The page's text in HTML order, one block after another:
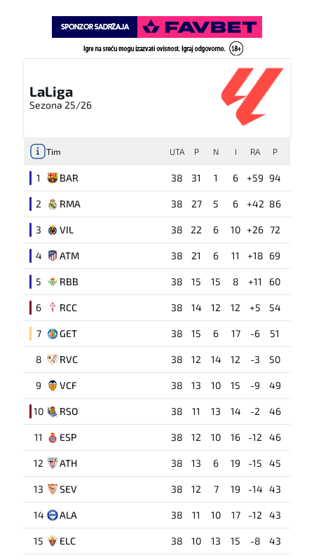
LaLiga
Sezona 25/26
Tim UTA P N I RA P
1 BAR 38 31 1 6 +59 94
2 RMA 38 27 5 6 +42 86
3 VIL 38 22 6 10 +26 72
4 ATM 38 21 6 11 +18 69
5 RBB 38 15 15 8 +11 60
6 RCC 38 14 12 12 +5 54
7 GET 38 15 6 17 -6 51
8 RVC 38 12 14 12 -3 50
9 VCF 38 13 10 15 -9 49
10 RSO 38 11 13 14 -2 46
11 ESP 38 12 10 16 -12 46
12 ATH 38 13 6 19 -15 45
13 SEV 38 12 7 19 -14 43
14 ALA 38 11 10 17 -12 43
15 ELC 38 10 13 15 -8 43